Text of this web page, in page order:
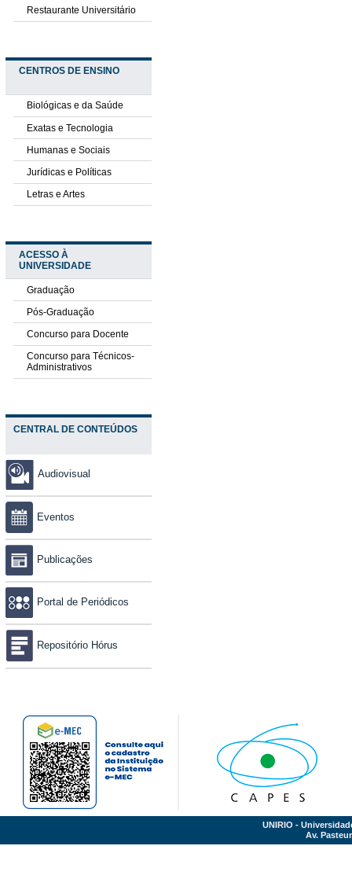
Restaurante Universitário
CENTROS DE ENSINO
Biológicas e da Saúde
Exatas e Tecnologia
Humanas e Sociais
Jurídicas e Políticas
Letras e Artes
ACESSO À
UNIVERSIDADE
Graduação
Pós-Graduação
Concurso para Docente
Concurso para Técnicos-
Administrativos
CENTRAL DE CONTEÚDOS
Audiovisual
Eventos
Publicações
Portal de Periódicos
Repositório Hórus
UNIRIO -
Av.